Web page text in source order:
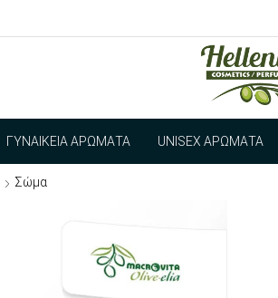
ΓΥΝΑΙΚΕΊΑ ΑΡΏΜΑΤΑ UNISEX ΑΡΏΜΑΤΑ
Σώμα